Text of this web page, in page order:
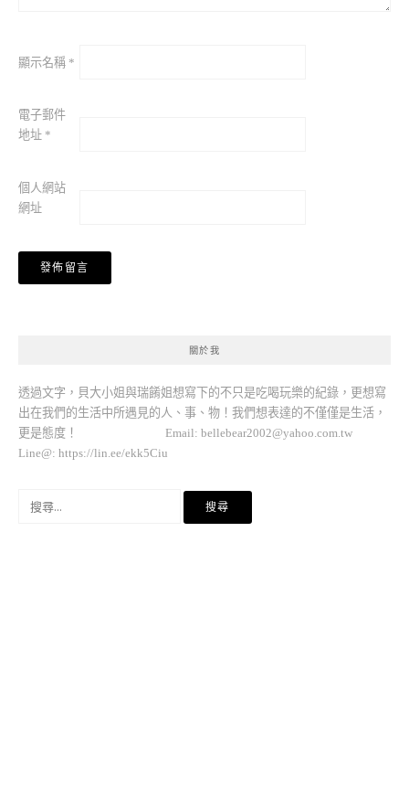
顯示名稱 *
電子郵件
地址 *
個人網站
網址
關於我
透過文字，貝大小姐與瑞餚姐想寫下的不只是吃喝玩樂的紀錄，更想寫
出在我們的生活中所遇見的人、事、物！我們想表達的不僅僅是生活，
更是態度！ Email: bellebear2002@yahoo.com.tw
Line@: https://lin.ee/ekk5Ciu